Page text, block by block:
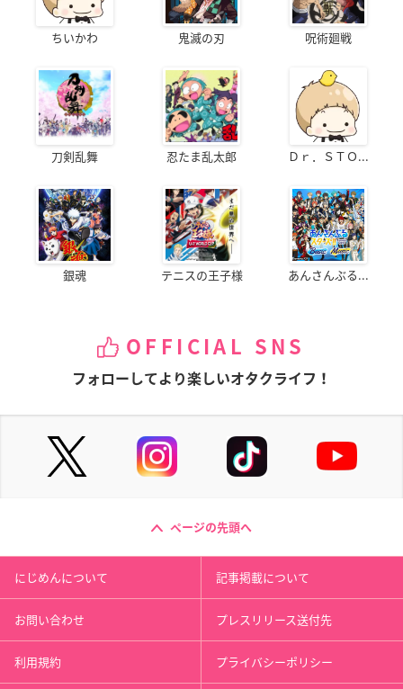
ちいかわ 鬼滅の刃 呪術廻戦
刀剣乱舞 忍たま乱太郎 Ｄｒ．ＳＴＯ...
銀魂 テニスの王子様 あんさんぶる...
OFFICIAL SNS
フォローしてより楽しいオタクライフ！
ページの先頭へ
にじめんについて 記事掲載について
お問い合わせ プレスリリース送付先
利用規約 プライバシーポリシー